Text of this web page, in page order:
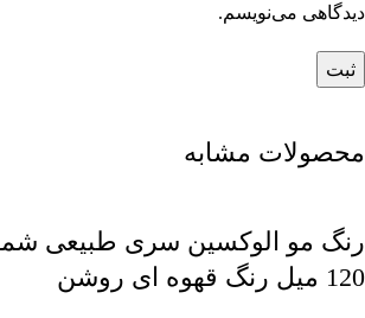
دیدگاهی می‌نویسم.
محصولات مشابه
120 میل رنگ قهوه ای روشن